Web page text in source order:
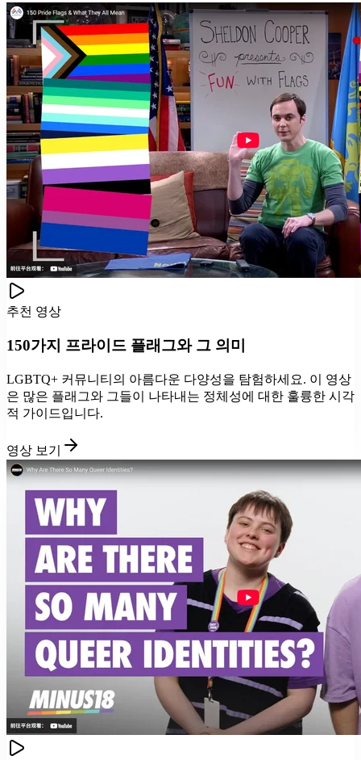
추천 영상
150가지 프라이드 플래그와 그 의미
LGBTQ+ 커뮤니티의 아름다운 다양성을 탐험하세요. 이 영상
은 많은 플래그와 그들이 나타내는 정체성에 대한 훌륭한 시각
적 가이드입니다.
영상 보기